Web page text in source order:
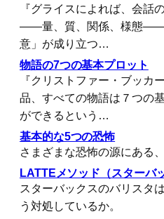
『グライスによれば、会話
――量、質、関係、様態――
意」が成り立つ…
物語の7つの基本プロット
『クリストファー・ブッカ
品、すべての物語は７つの
ができるという…
基本的な5つの恐怖
さまざまな恐怖の源にある
LATTEメソッド（スターバ
スターバックスのバリスタ
う対処しているか。